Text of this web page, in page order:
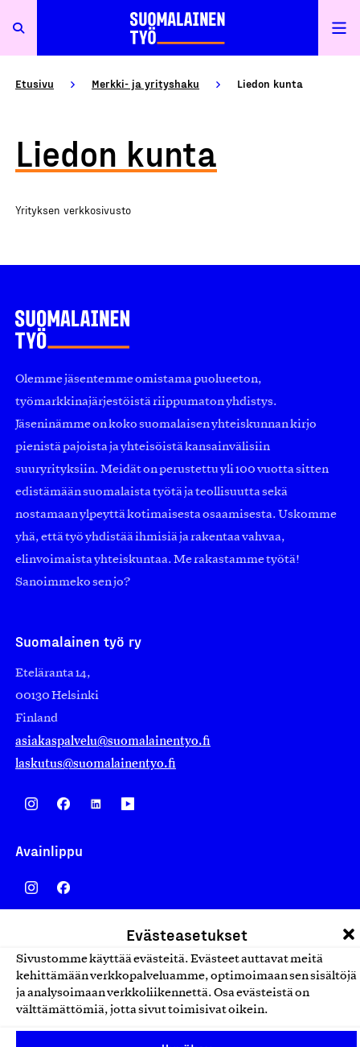
Evästeasetukset
Sivustomme käyttää evästeitä. Evästeet auttavat meitä
kehittämään verkkopalveluamme, optimoimaan sen sisältöjä
ja analysoimaan verkkoliikennettä. Osa evästeistä on
välttämättömiä, jotta sivut toimisivat oikein.
Etusivu Merkki- ja yrityshaku Liedon kunta
Liedon kunta
Yrityksen verkkosivusto
Olemme jäsentemme omistama puolueeton,
työmarkkinajärjestöistä riippumaton yhdistys.
Jäseninämme on koko suomalaisen yhteiskunnan kirjo
pienistä pajoista ja yhteisöistä kansainvälisiin
suuryrityksiin. Meidät on perustettu yli 100 vuotta sitten
edistämään suomalaista työtä ja teollisuutta sekä
nostamaan ylpeyttä kotimaisesta osaamisesta. Uskomme
yhä, että työ yhdistää ihmisiä ja rakentaa vahvaa,
elinvoimaista yhteiskuntaa. Me rakastamme työtä!
Sanoimmeko sen jo?
Suomalainen työ ry
Eteläranta 14,
00130 Helsinki
Finland
asiakaspalvelu@suomalainentyo.fi
laskutus@suomalainentyo.fi
Avainlippu
Design From Finland
Yhteiskunnallinen Yritys -merkki